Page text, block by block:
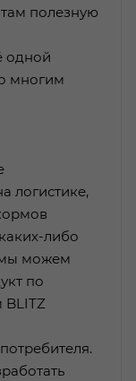
полезную
одной
многим
логистике,
либо
можем
по
BLITZ